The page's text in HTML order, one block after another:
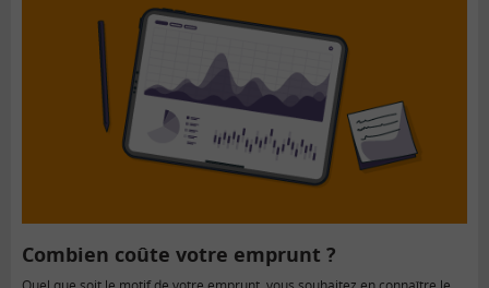
Combien coûte votre emprunt ?